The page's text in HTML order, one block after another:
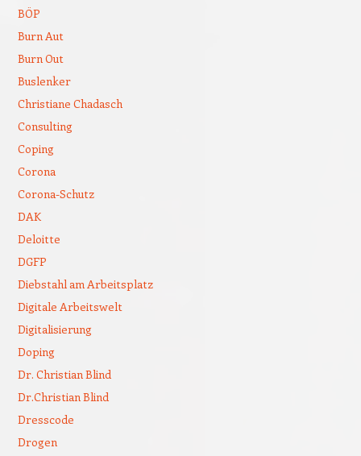
BÖP
Burn Aut
Burn Out
Buslenker
Christiane Chadasch
Consulting
Coping
Corona
Corona-Schutz
DAK
Deloitte
DGFP
Diebstahl am Arbeitsplatz
Digitale Arbeitswelt
Digitalisierung
Doping
Dr. Christian Blind
Dr.Christian Blind
Dresscode
Drogen